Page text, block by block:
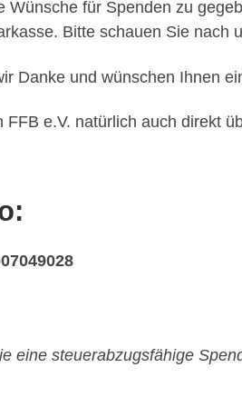
Wünsche für Spenden zu
Bitte schauen Sie nach
Danke und wünschen Ihnen
FFB e.V. natürlich auch direkt
eine steuerabzugsfähige